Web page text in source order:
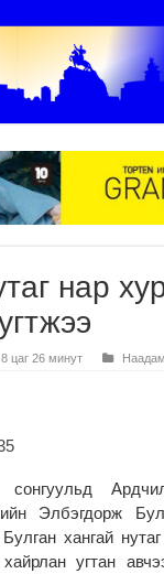
нар
цаг 26 минут
сонгуульд
Элбэгдорж
хангай
угтан